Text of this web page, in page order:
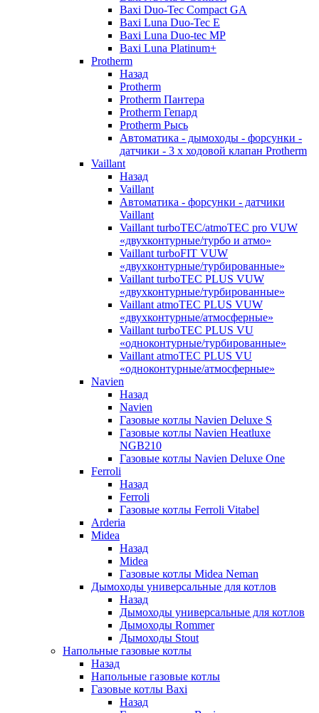
Baxi Duo-Tec Compact GA
Baxi Luna Duo-Tec E
Baxi Luna Duo-tec MP
Baxi Luna Platinum+
Protherm
Назад
Protherm
Protherm Пантера
Protherm Гепард
Protherm Рысь
Автоматика - дымоходы - форсунки -
датчики - 3 х ходовой клапан Protherm
Vaillant
Назад
Vaillant
Автоматика - форсунки - датчики
Vaillant
Vaillant turboTEC/atmoTEC pro VUW
«двухконтурные/турбо и атмо»
Vaillant turboFIT VUW
«двухконтурные/турбированные»
Vaillant turboTEC PLUS VUW
«двухконтурные/турбированные»
Vaillant atmoTEC PLUS VUW
«двухконтурные/атмосферные»
Vaillant turboTEC PLUS VU
«одноконтурные/турбированные»
Vaillant atmoTEC PLUS VU
«одноконтурные/атмосферные»
Navien
Назад
Navien
Газовые котлы Navien Deluxe S
Газовые котлы Navien Heatluxe
NGB210
Газовые котлы Navien Deluxe One
Ferroli
Назад
Ferroli
Газовые котлы Ferroli Vitabel
Arderia
Midea
Назад
Midea
Газовые котлы Midea Neman
Дымоходы универсальные для котлов
Назад
Дымоходы универсальные для котлов
Дымоходы Rommer
Дымоходы Stout
Напольные газовые котлы
Назад
Напольные газовые котлы
Газовые котлы Baxi
Назад